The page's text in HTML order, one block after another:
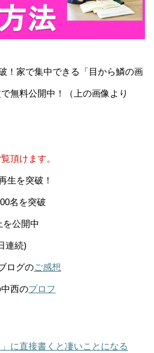
！家で集中できる「目から鱗の画
無料公開中！（上の画像より
頂けます。
生を突破！
名を突破
を公開中
連続)
ログのご感想
西のプロフ
に直接書くと凄いことになる